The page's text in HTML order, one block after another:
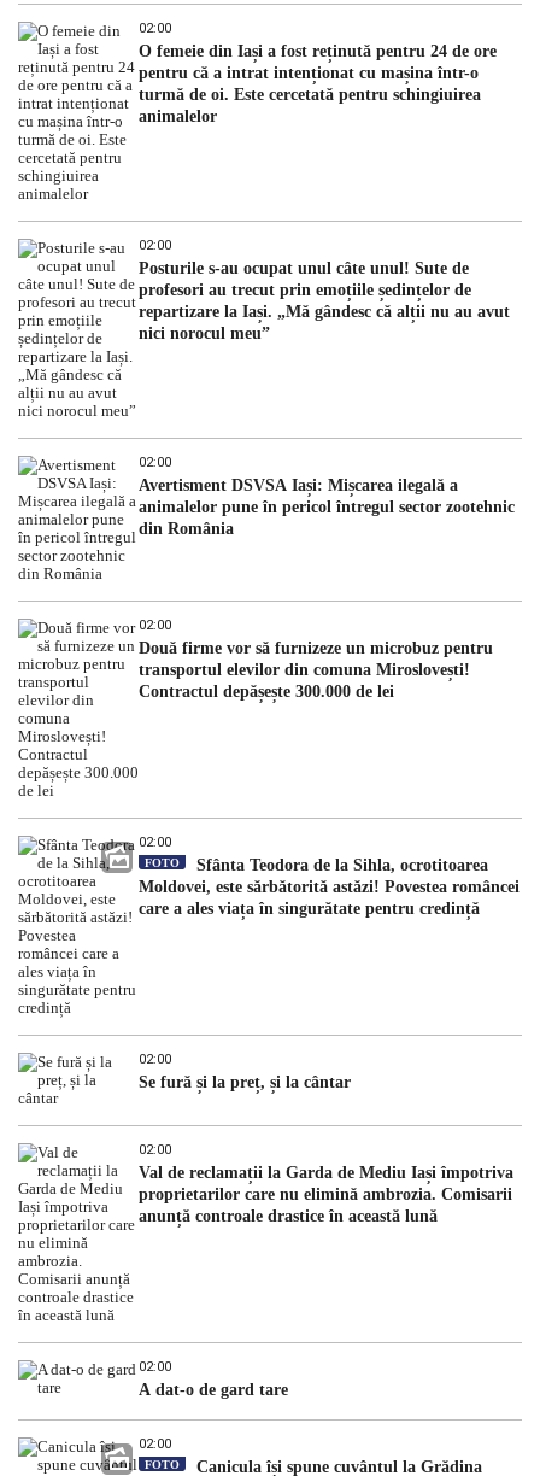
02:00
O femeie din Iași a fost reținută pentru 24 de ore
pentru că a intrat intenționat cu mașina într-o
turmă de oi. Este cercetată pentru schingiuirea
animalelor
02:00
Posturile s-au ocupat unul câte unul! Sute de
profesori au trecut prin emoțiile ședințelor de
repartizare la Iași. „Mă gândesc că alții nu au avut
nici norocul meu”
02:00
Avertisment DSVSA Iași: Mișcarea ilegală a
animalelor pune în pericol întregul sector zootehnic
din România
02:00
Două firme vor să furnizeze un microbuz pentru
transportul elevilor din comuna Miroslovești!
Contractul depășește 300.000 de lei
02:00
FOTO
Sfânta Teodora de la Sihla, ocrotitoarea
Moldovei, este sărbătorită astăzi! Povestea româncei
care a ales viața în singurătate pentru credință
02:00
Se fură și la preț, și la cântar
02:00
Val de reclamații la Garda de Mediu Iași împotriva
proprietarilor care nu elimină ambrozia. Comisarii
anunță controale drastice în această lună
02:00
A dat-o de gard tare
02:00
FOTO Canicula își spune cuvântul la Grădina